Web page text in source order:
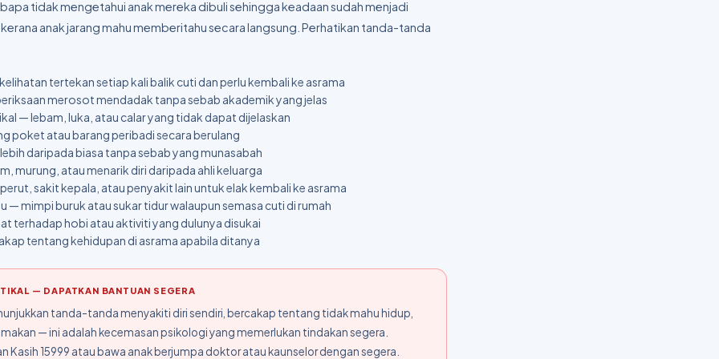
tidak mengetahui anak mereka dibuli sehingga keadaan sudah menjadi
kerana anak jarang mahu memberitahu secara langsung. Perhatikan tanda-tanda
tertekan setiap kali balik cuti dan perlu kembali ke asrama
merosot mendadak tanpa sebab akademik yang jelas
— lebam, luka, atau calar yang tidak dapat dijelaskan
poket atau barang peribadi secara berulang
daripada biasa tanpa sebab yang munasabah
murung, atau menarik diri daripada ahli keluarga
sakit kepala, atau penyakit lain untuk elak kembali ke asrama
— mimpi buruk atau sukar tidur walaupun semasa cuti di rumah
terhadap hobi atau aktiviti yang dulunya disukai
tentang kehidupan di asrama apabila ditanya
— DAPATKAN BANTUAN SEGERA
tanda-tanda menyakiti diri sendiri, bercakap tentang tidak mahu hidup,
— ini adalah kecemasan psikologi yang memerlukan tindakan segera.
Kasih 15999 atau bawa anak berjumpa doktor atau kaunselor dengan segera.